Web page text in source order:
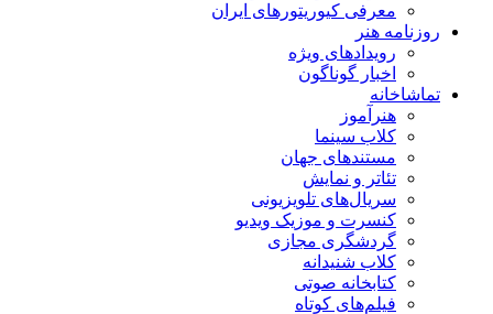
معرفی کیوریتورهای ایران
هنر
رویدادهای ویژه
اخبار گوناگون
هنرآموز
کلاب سینما
مستندهای جهان
تئاتر و نمایش
سریال‌های تلویزیونی
کنسرت و موزیک ویدیو
گردشگری مجازی
کلاب شنیدانه
کتابخانه صوتی
فیلم‌های کوتاه